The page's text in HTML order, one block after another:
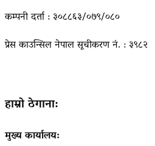
कम्पनी दर्ता : ३०८८६३/०७९/०८०
प्रेस काउन्सिल नेपाल सूचीकरण नं. : ३९८२
हाम्रो ठेगाना:
मुख्य कार्यालय: